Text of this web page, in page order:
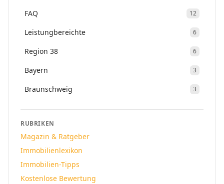
FAQ 12
Leistungbereichte 6
Region 38 6
Bayern 3
Braunschweig 3
RUBRIKEN
Magazin & Ratgeber
Immobilienlexikon
Immobilien-Tipps
Kostenlose Bewertung